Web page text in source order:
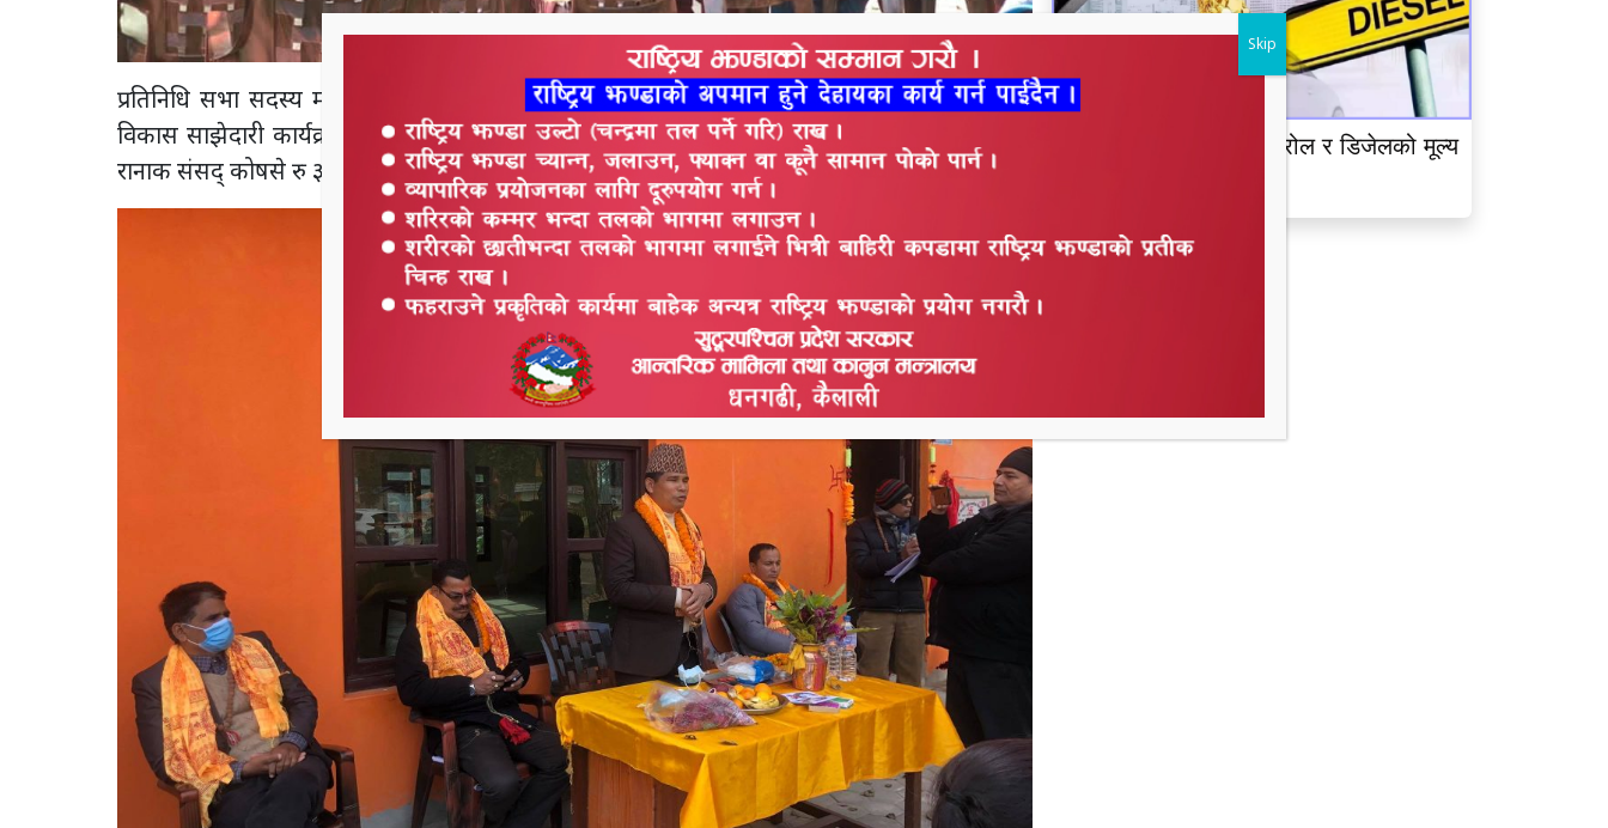
प्रतिनिधि सभा सदस्य माननिय नारदमुनि राना बो मिलन केन्द्र भवनको उद्घाटन करिहएँ । स्थानीय पूर्वाधार
विकास साझेदारी कार्यक्रम मार्फत ३५ लाखको लागतमे भवन निर्माण करोगओ हए । प्रतिनिधि सभा सदस्य
रानाक संसद् कोषसे रु ३० लाख औ धनगढी उपमहानगरपालिकाक ५ लाखमे भवन निर्माण भओहए ।
नेपाल आयल निगमद्वारा पेट्रोल र डिजेलको मूल्य
Skip